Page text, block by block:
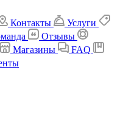
Контакты
Услуги
Отзывы
Магазины
FAQ